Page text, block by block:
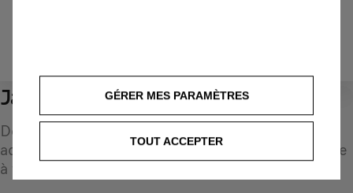
Jante tôle
Découvrez une sélection d'accessoires d'origine
adaptés à votre véhicule et conçus pour répondre
à tous vos besoins
GÉRER MES PARAMÈTRES
TOUT ACCEPTER